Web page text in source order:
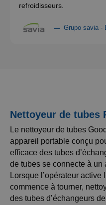
refroidisseurs.
Grupo savia -
Nettoyeur de tubes
Le nettoyeur de tubes
appareil portable conçu
efficace des tubes
de tubes se connecte à un
Lorsque l’opérateur active
commence à tourner,
des tubes d’échangeurs